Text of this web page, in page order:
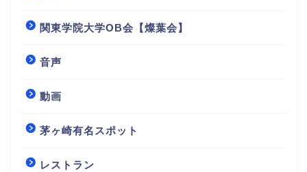
関東学院大学OB会【燦葉会】
音声
動画
茅ヶ崎有名スポット
レストラン